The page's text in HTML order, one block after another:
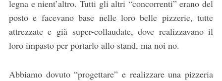
legna e nient’altro. Tutti gli altri “concorrenti” erano del
posto e facevano base nelle loro belle pizzerie, tutte
attrezzate e già super-collaudate, dove realizzavano il
loro impasto per portarlo allo stand, ma noi no.
Abbiamo dovuto “progettare” e realizzare una pizzeria